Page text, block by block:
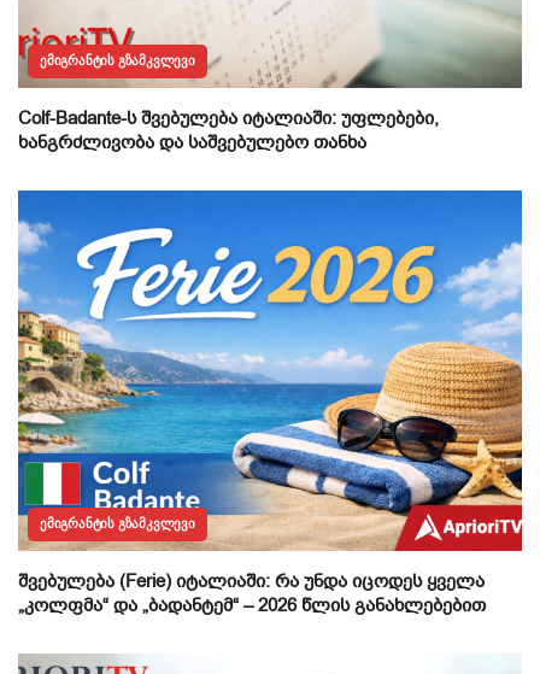
ᲔᲛᲘᲒᲠᲐᲜᲢᲘᲡ ᲒᲖᲐᲛᲙᲕᲚᲔᲕᲘ
Colf-Badante-ს შვებულება იტალიაში: უფლებები,
ხანგრძლივობა და საშვებულებო თანხა
ᲔᲛᲘᲒᲠᲐᲜᲢᲘᲡ ᲒᲖᲐᲛᲙᲕᲚᲔᲕᲘ
შვებულება (Ferie) იტალიაში: რა უნდა იცოდეს ყველა
„კოლფმა“ და „ბადანტემ“ – 2026 წლის განახლებებით